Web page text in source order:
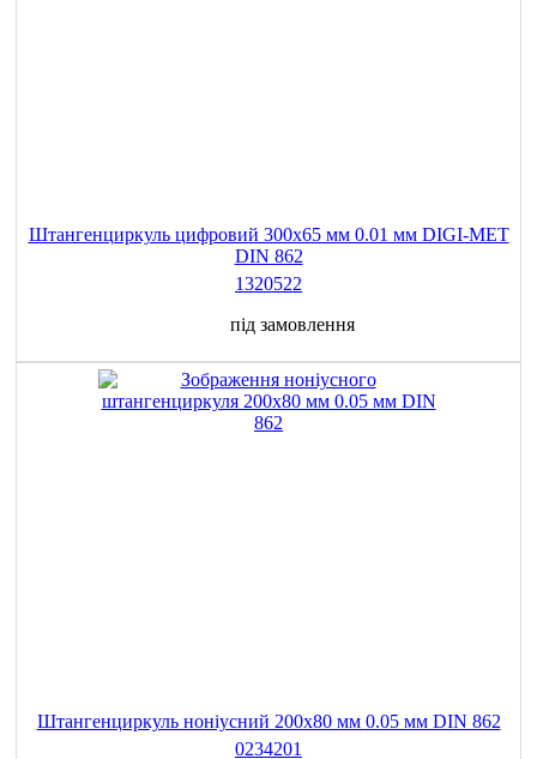
Штангенциркуль цифровий 300х65 мм 0.01 мм DIGI-MET
DIN 862
1320522
під замовлення
Штангенциркуль ноніусний 200x80 мм 0.05 мм DIN 862
0234201